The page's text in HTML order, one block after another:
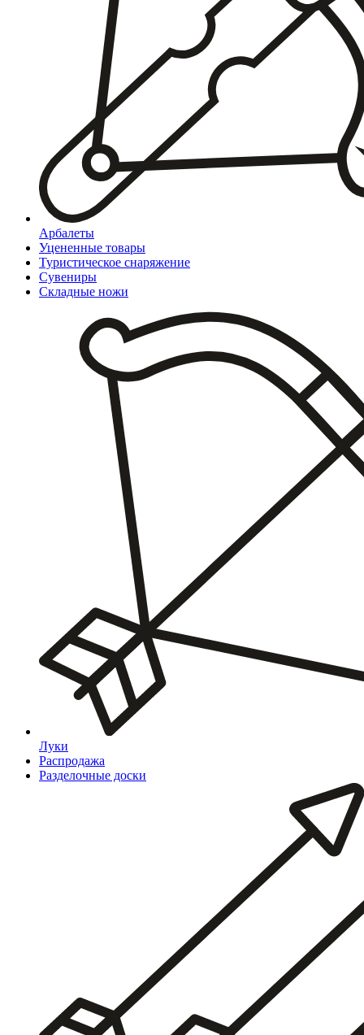
Арбалеты
Уцененные товары
Туристическое снаряжение
Сувениры
Складные ножи
Луки
Распродажа
Разделочные доски